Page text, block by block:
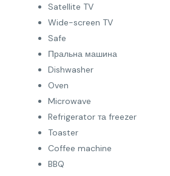
Satellite TV
Wide-screen TV
Safe
Пральна машина
Dishwasher
Oven
Microwave
Refrigerator та freezer
Toaster
Coffee machine
BBQ